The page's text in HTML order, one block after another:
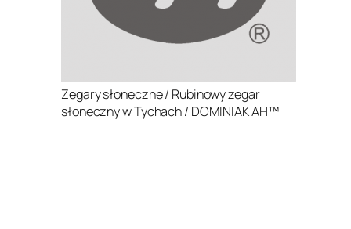
Zegary słoneczne / Rubinowy zegar
słoneczny w Tychach / DOMINIAK AH™